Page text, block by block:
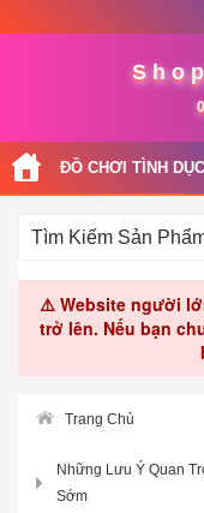
ĐỒ CHƠI TÌNH DỤC
⚠️ Website người
trở lên. Nếu bạn
Trang Chủ
Những Lưu Ý Quan
Sớm